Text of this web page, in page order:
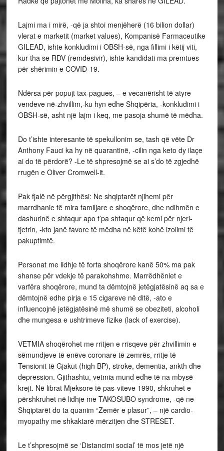
Lajmi ma i mirë, -që ja shtoi menjëherë (16 bilion dollar)
vlerat e marketit (market values), Kompanisë Farmaceutike
GILEAD, ishte konkludimi i OBSH-së, nga fillimi i këtij viti,
kur tha se RDV (remdesivir), ishte kandidati ma premtues
për shërimin e COVID-19.
Ndërsa për popujt tax-pagues, – e vecanërisht të atyre
vendeve në-zhvillim,-ku hyn edhe Shqipëria, -konkludimi i
OBSH-së, asht një lajm i keq, me pasoja shumë të mëdha.
Do t’ishte interesante të spekullonim se, tash që vëte Dr
Anthony Fauci ka hy në quarantinë, -cilin nga keto dy ilaçe
ai do të përdorë? -Le të shpresojmë se ai s’do të zgjedhë
rrugën e Oliver Cromwell-it.
Pak fjalë në përgjithësi: Ne shqiptarët njihemi për
marrdhanie të mira familjare e shoqërore, dhe ndihmën e
dashurinë e shfaqur apo t’pa shfaqur që kemi për njeri-
tjetrin, -kto janë favore të mëdha në këtë kohë izolimi të
pakuptimtë.
Personat me lidhje të forta shoqërore kanë 50% ma pak
shanse për vdekje të parakohshme. Marrëdhëniet e
varfëra shoqërore, mund ta dëmtojnë jetëgjatësinë aq sa e
dëmtojnë edhe pirja e 15 cigareve në ditë, -ato e
influencojnë jetëgjatësinë më shumë se obeziteti, alcoholi
dhe mungesa e ushtrimeve fizike (lack of exercise).
VETMIA shoqërohet me rritjen e rrisqeve për zhvillimin e
sëmundjeve të enëve coronare të zemrës, rritje të
Tensionit të Gjakut (high BP), stroke, dementia, ankth dhe
depression. Gjithashtu, vetmia mund edhe të na mbysë
krejt. Në librat Mjeksore të pas-viteve 1990, shkruhet e
përshkruhet në lidhje me TAKOSUBO syndrome, -që ne
Shqiptarët do ta quanim “Zemër e plasur”, – një cardio-
myopathy me shkaktarë mërzitjen dhe STRESET.
Le t’shpresojmë se ‘Distancimi social’ të mos jetë një